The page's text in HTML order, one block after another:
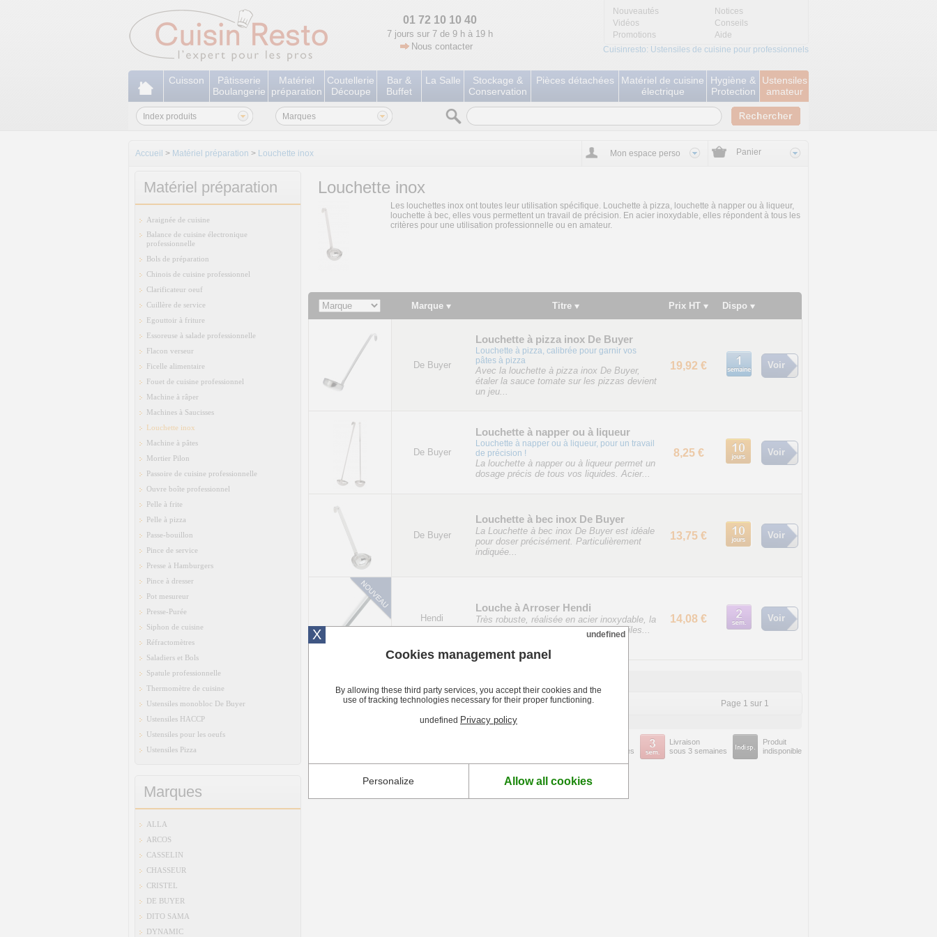
01 72 10 10 40
7 jours sur 7 de 9 h à 19 h
Nous contacter
Nouveautés
Notices
Vidéos
Conseils
Promotions
Aide
Cuisinresto: Ustensiles de cuisine pour professionnels
Cuisson
Pâtisserie
Boulangerie
Matériel
préparation
Coutellerie
Découpe
Bar &
Buffet
La Salle
Stockage &
Conservation
Pièces détachées
Matériel de cuisine
électrique
Hygiène &
Protection
Ustensiles
amateur
Marques
Index produits
Accueil > Matériel préparation > Louchette inox Mon espace perso Panier
Matériel préparation
Araignée de cuisine
Balance de cuisine électronique
professionnelle
Bols de préparation
Chinois de cuisine professionnel
Clarificateur oeuf
Cuillère de service
Egouttoir à friture
Essoreuse à salade professionnelle
Flacon verseur
Ficelle alimentaire
Fouet de cuisine professionnel
Machine à râper
Machines à Saucisses
Louchette inox
Machine à pâtes
Mortier Pilon
Passoire de cuisine professionnelle
Ouvre boîte professionnel
Pelle à frite
Pelle à pizza
Passe-bouillon
Pince de service
Presse à Hamburgers
Pince à dresser
Pot mesureur
Presse-Purée
Siphon de cuisine
Réfractomètres
Saladiers et Bols
Spatule professionnelle
Thermomètre de cuisine
Ustensiles monobloc De Buyer
Ustensiles HACCP
Ustensiles pour les oeufs
Ustensiles Pizza
Marques
ALLA
ARCOS
CASSELIN
CHASSEUR
CRISTEL
DE BUYER
DITO SAMA
DYNAMIC
Louchette inox
Les louchettes inox ont toutes leur utilisation spécifique. Louchette à pizza, louchette à napper ou à liqueur,
louchette à bec, elles vous permettent un travail de précision. En acier inoxydable, elles répondent à tous les
critères pour une utilisation professionnelle ou en amateur.
Marque Titre Prix HT Dispo
De Buyer
Louchette à pizza inox De Buyer
Louchette à pizza, calibrée pour garnir vos
pâtes à pizza
Avec la louchette à pizza inox De Buyer,
étaler la sauce tomate sur les pizzas devient
un jeu...
19,92 € Voir
De Buyer
Louchette à napper ou à liqueur
Louchette à napper ou à liqueur, pour un travail
de précision !
La louchette à napper ou à liqueur permet un
dosage précis de tous vos liquides. Acier...
8,25 € Voir
De Buyer
Louchette à bec inox De Buyer
La Louchette à bec inox De Buyer est idéale
pour doser précisément. Particulièrement
indiquée...
13,75 € Voir
Hendi
Louche à Arroser Hendi
Très robuste, réalisée en acier inoxydable, la
Louche à Arroser Hendi est un ustensiles...
14,08 € Voir
Afficher 20- 50produits
1
Page 1 sur 1
sous 2 semaines
Livraison
sous 3 semaines
Produit
indisponible
X undefined
Cookies management panel
By allowing these third party services, you accept their cookies and the
use of tracking technologies necessary for their proper functioning.
undefined Privacy policy
Personalize Allow all cookies